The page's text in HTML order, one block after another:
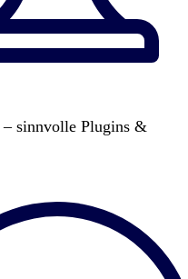
– sinnvolle Plugins &